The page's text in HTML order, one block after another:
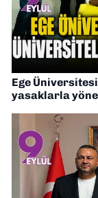
Ege
yasaklarla